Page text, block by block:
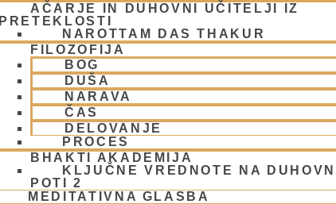
AČARJE IN DUHOVNI UČITELJI IZ
PRETEKLOSTI
NAROTTAM DAS THAKUR
FILOZOFIJA
BOG
DUŠA
NARAVA
ČAS
DELOVANJE
PROCES
BHAKTI AKADEMIJA
KLJUČNE VREDNOTE NA DUHOVNI
POTI 2
MEDITATIVNA GLASBA